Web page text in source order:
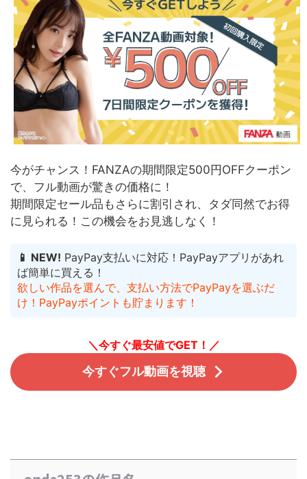
今がチャンス！FANZAの期間限定500円OFFクーポン
で、フル動画が驚きの価格に！
期間限定セール品もさらに割引され、タダ同然でお得
に見られる！ この機会をお見逃しなく！
📱 NEW! PayPay支払いに対応！PayPayアプリがあれ
ば簡単に買える！
欲しい作品を選んで、支払い方法でPayPayを選ぶだ
け！PayPayポイントも貯まります！
＼今すぐ最安値でGET！／
今すぐフル動画を視聴